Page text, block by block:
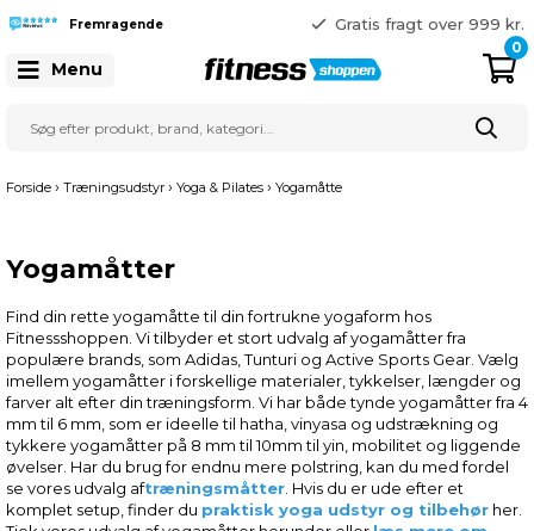
Gratis fragt over 999 kr.
41 128 128
Fremragende
Menu
0
Forside › Træningsudstyr › Yoga & Pilates › Yogamåtte
Yogamåtter
Find din rette yogamåtte til din fortrukne yogaform hos
Fitnessshoppen. Vi tilbyder et stort udvalg af yogamåtter fra
populære brands, som Adidas, Tunturi og Active Sports Gear. Vælg
imellem yogamåtter i forskellige materialer, tykkelser, længder og
farver alt efter din træningsform. Vi har både tynde yogamåtter fra 4
mm til 6 mm, som er ideelle til hatha, vinyasa og udstrækning og
tykkere yogamåtter på 8 mm til 10mm til yin, mobilitet og liggende
øvelser. Har du brug for endnu mere polstring, kan du med fordel
se vores udvalg aftræningsmåtter . Hvis du er ude efter et
komplet setup, finder du praktisk yoga udstyr og tilbehør her